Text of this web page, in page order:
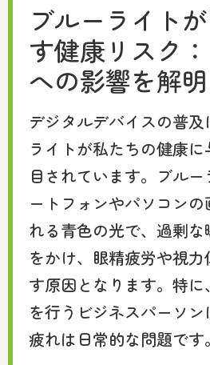
ブルーライト
す健康リスク
への影響を解明
デジタルデバイスの普
ライトが私たちの健康
目されています。ブル
ートフォンやパソコンの
れる青色の光で、過剰
をかけ、眼精疲労や視力
す原因となります。特
を行うビジネスパーソ
疲れは日常的な問題です。